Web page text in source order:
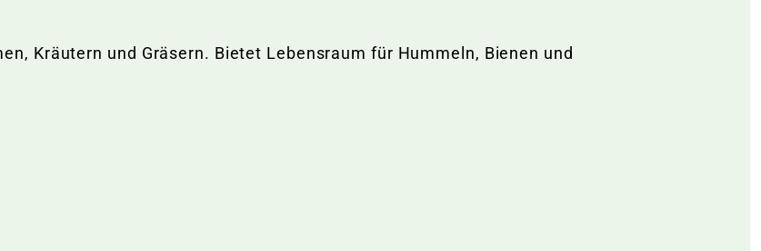
Kräutern und Gräsern. Bietet Lebensraum für Hummeln, Bienen und